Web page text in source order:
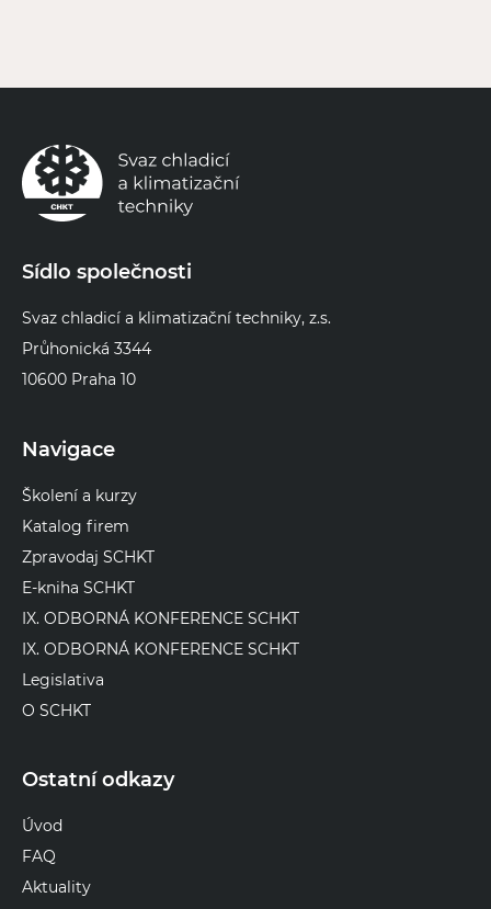
Sídlo společnosti
Svaz chladicí a klimatizační techniky, z.s.
Průhonická 3344
10600 Praha 10
Navigace
Školení a kurzy
Katalog firem
Zpravodaj SCHKT
E-kniha SCHKT
IX. ODBORNÁ KONFERENCE SCHKT
IX. ODBORNÁ KONFERENCE SCHKT
Legislativa
O SCHKT
Ostatní odkazy
Úvod
FAQ
Aktuality